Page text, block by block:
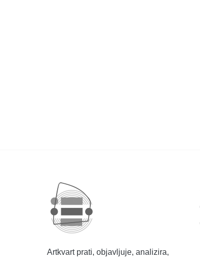
Artkvart prati, objavljuje, analizira,